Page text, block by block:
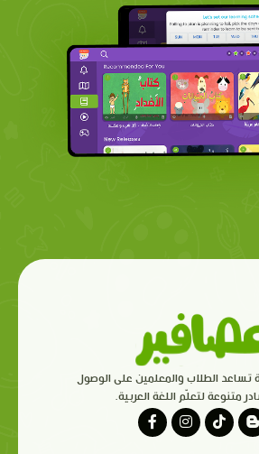
الطلاب والمعلمين على الوصول
متنوعة لتعلّم اللغة العربية.